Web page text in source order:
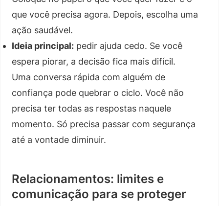
que você precisa agora. Depois, escolha uma
ação saudável.
Ideia principal: pedir ajuda cedo. Se você
espera piorar, a decisão fica mais difícil.
Uma conversa rápida com alguém de
confiança pode quebrar o ciclo. Você não
precisa ter todas as respostas naquele
momento. Só precisa passar com segurança
até a vontade diminuir.
Relacionamentos: limites e
comunicação para se proteger